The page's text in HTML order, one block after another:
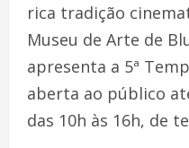
rica tradição
Museu de Arte de
apresenta a 5ª
aberta ao público
das 10h às 16h, de